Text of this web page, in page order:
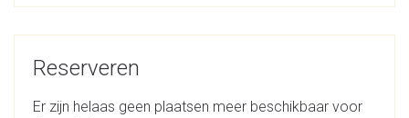
Reserveren
Er zijn helaas geen plaatsen meer beschikbaar voor